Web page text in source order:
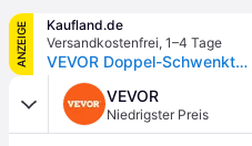
ANZEIGE
Kaufland.de
Versandkostenfrei, 1–4 Tage
VEVOR Doppel-Schwenktoröffner Garagentorantrieb 380 kg Tragkraft 5,5 m Länge
VEVOR
Niedrigster Preis